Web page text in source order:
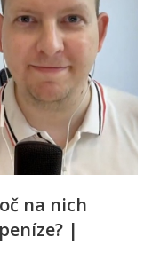
na nich
|